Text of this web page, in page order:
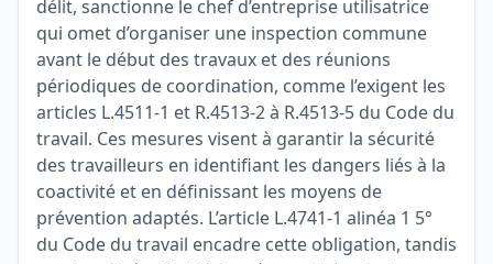
délit, sanctionne le chef d’entreprise utilisatrice
qui omet d’organiser une inspection commune
avant le début des travaux et des réunions
périodiques de coordination, comme l’exigent les
articles L.4511-1 et R.4513-2 à R.4513-5 du Code du
travail. Ces mesures visent à garantir la sécurité
des travailleurs en identifiant les dangers liés à la
coactivité et en définissant les moyens de
prévention adaptés. L’article L.4741-1 alinéa 1 5°
du Code du travail encadre cette obligation, tandis